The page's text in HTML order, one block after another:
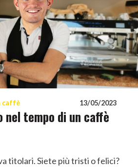
caffè 13/05/2023
nel tempo di un caffè
titolari. Siete più tristi o felici?